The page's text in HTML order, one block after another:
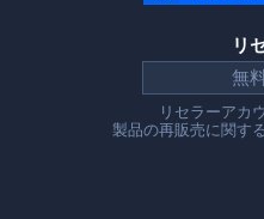
リ
無
リセラーアカ
製品の再販売に関す